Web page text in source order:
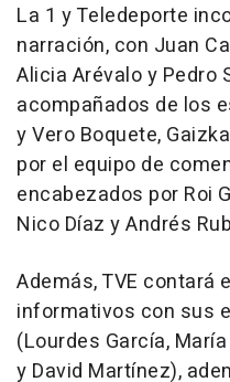
La 1 y Teledeporte
narración, con Juan
Alicia Arévalo y Pedro
acompañados de los
y Vero Boquete,
por el equipo de
encabezados por Roi
Nico Díaz y Andrés
Además, TVE contará
informativos con sus
(Lourdes García,
y David Martínez),